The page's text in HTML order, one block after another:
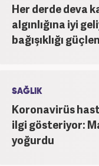
Her derde deva
algınlığına iyi
bağışıklığı
SAĞLIK
Koronavirüs
ilgi gösteriyor:
yoğurdu